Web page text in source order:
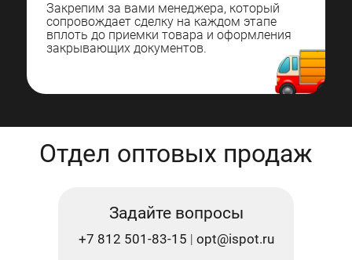
Закрепим за вами менеджера, который
сопровождает сделку на каждом этапе
вплоть до приемки товара и оформления
закрывающих документов.
Отдел оптовых продаж
Задайте вопросы
+7 812 501-83-15 opt@ispot.ru